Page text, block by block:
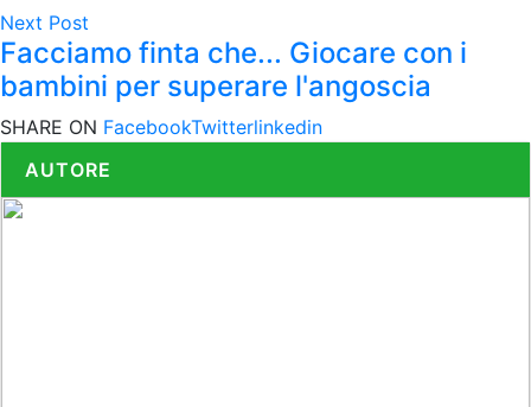
Next Post
Facciamo finta che... Giocare con i
bambini per superare l'angoscia
SHARE ON FacebookTwitterlinkedin
AUTORE